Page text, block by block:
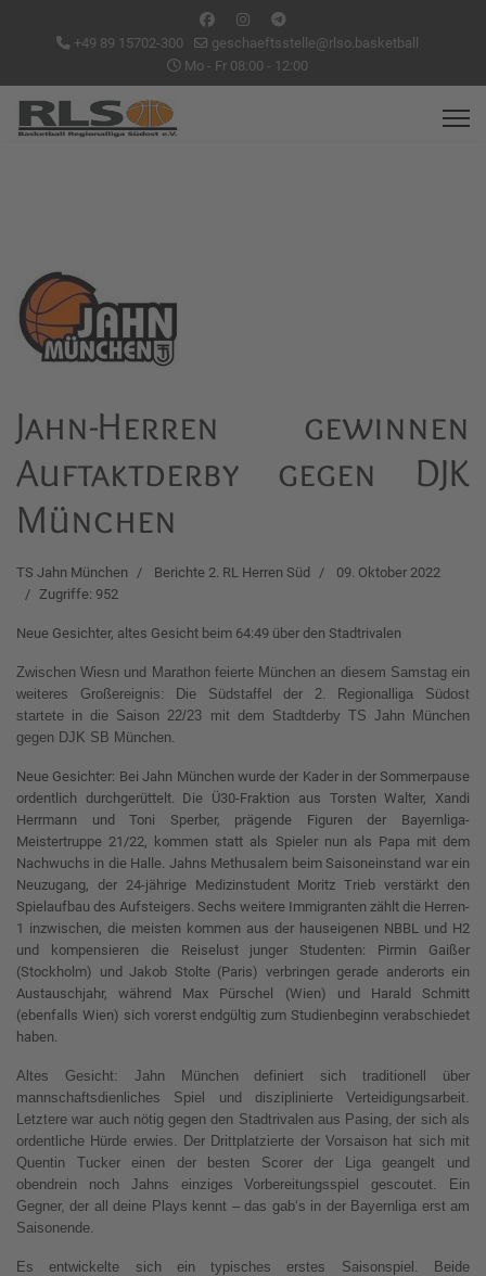
+49 89 15702-300
geschaeftsstelle@rlso.basketball
Mo - Fr 08:00 - 12:00
Jahn-Herren gewinnen
Auftaktderby gegen DJK
München
TS Jahn München Berichte 2. RL Herren Süd
09. Oktober 2022
Zugriffe: 952
Neue Gesichter, altes Gesicht beim 64:49 über den Stadtrivalen
Zwischen Wiesn und Marathon feierte München an diesem Samstag ein
weiteres Großereignis: Die Südstaffel der 2. Regionalliga Südost
startete in die Saison 22/23 mit dem Stadtderby TS Jahn München
gegen DJK SB München.
Neue Gesichter: Bei Jahn München wurde der Kader in der Sommerpause
ordentlich durchgerüttelt. Die Ü30-Fraktion aus Torsten Walter, Xandi
Herrmann und Toni Sperber, prägende Figuren der Bayernliga-
Meistertruppe 21/22, kommen statt als Spieler nun als Papa mit dem
Nachwuchs in die Halle. Jahns Methusalem beim Saisoneinstand war ein
Neuzugang, der 24-jährige Medizinstudent Moritz Trieb verstärkt den
Spielaufbau des Aufsteigers. Sechs weitere Immigranten zählt die Herren-
1 inzwischen, die meisten kommen aus der hauseigenen NBBL und H2
und kompensieren die Reiselust junger Studenten: Pirmin Gaißer
(Stockholm) und Jakob Stolte (Paris) verbringen gerade anderorts ein
Austauschjahr, während Max Pürschel (Wien) und Harald Schmitt
(ebenfalls Wien) sich vorerst endgültig zum Studienbeginn verabschiedet
haben.
Altes Gesicht: Jahn Münchendefiniert sich traditionell über
mannschaftsdienliches Spiel und disziplinierte Verteidigungsarbeit.
Letztere war auch nötig gegen den Stadtrivalen aus Pasing, der sich als
ordentliche Hürde erwies. Der Drittplatzierte der Vorsaison hat sich mit
Quentin Tucker einen der besten Scorer der
Ligageangelt und
obendrein noch Jahns einziges Vorbereitungsspiel gescoutet. Ein
Gegner, der all deine Plays kennt – das gab‘s in der Bayernliga erst am
Saisonende.
Es entwickelte sich ein typisches erstes Saisonspiel. Beide